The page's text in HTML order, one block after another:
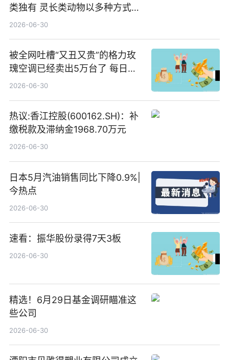
类独有 灵长类动物以多种方式演
化|最新消息
2026-06-30
被全网吐槽“又丑又贵”的格力玫
瑰空调已经卖出5万台了 每日热
文
2026-06-30
热议:香江控股(600162.SH)：补
缴税款及滞纳金1968.70万元
2026-06-30
日本5月汽油销售同比下降0.9%|
今热点
2026-06-30
速看：振华股份录得7天3板
2026-06-30
精选！6月29日基金调研瞄准这
些公司
2026-06-30